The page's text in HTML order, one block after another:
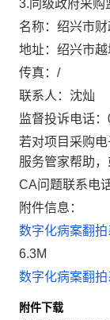
3. 同级政府采购
名称：绍兴市财
地址：绍兴市
传真：/
联系人：沈灿
监督投诉电话
若对项目采购
服务管家帮助
CA问题联系电
附件信息：
数字化病案翻
6.3M
数字化病案翻
附件下载